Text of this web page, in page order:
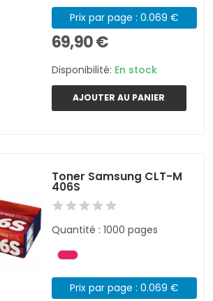
Prix par page : 0.069 €
69,90 €
Disponibilité: En stock
AJOUTER AU PANIER
Toner Samsung CLT-M
406S
Quantité : 1000 pages
Prix par page : 0.069 €